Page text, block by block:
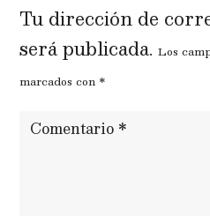
Tu dirección de
será publicada. Los
marcados con *